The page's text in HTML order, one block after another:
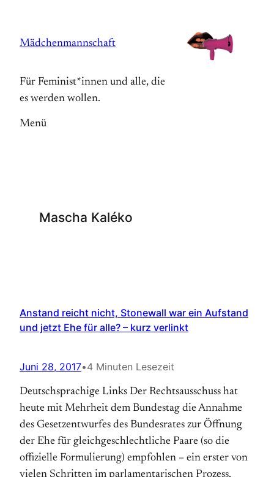
springen
Mädchenmannschaft
Für Feminist*innen und alle, die
es werden wollen.
Menü
Mascha Kaléko
Anstand reicht nicht, Stonewall war ein Aufstand
und jetzt Ehe für alle? – kurz verlinkt
Juni 28, 2017•4 Minuten Lesezeit
Deutschsprachige Links Der Rechtsausschuss hat
heute mit Mehrheit dem Bundestag die Annahme
des Gesetzentwurfes des Bundesrates zur Öffnung
der Ehe für gleichgeschlechtliche Paare (so die
offizielle Formulierung) empfohlen – ein erster von
vielen Schritten im parlamentarischen Prozess.